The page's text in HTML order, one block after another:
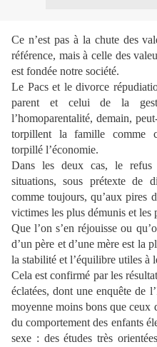
Ce n’est pas à la chute des
référence, mais à celle des
est fondée notre société.
Le Pacs et le divorce
parent et celui de la
l’homoparentalité, demain,
torpillent la famille comme
torpillé l’économie.
Dans les deux cas, le refus
situations, sous prétexte de
comme toujours, qu’aux pires
victimes les plus démunis et les
Que l’on s’en réjouisse ou
d’un père et d’une mère est la
la stabilité et l’équilibre utiles à
Cela est confirmé par les
éclatées, dont une enquête de
moyenne moins bons que ceux
du comportement des enfants
sexe : des études très